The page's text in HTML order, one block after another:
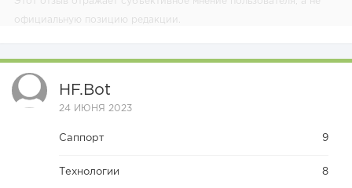
официальную позицию редакции.
HF.bot
24 ИЮНЯ 2023
Саппорт 9
Технологии 8